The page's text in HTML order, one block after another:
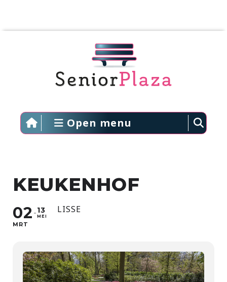
Open menu
KEUKENHOF
02
MRT
13
MEI
LISSE